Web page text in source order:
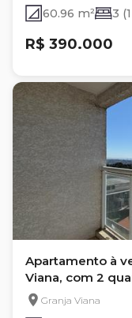
60.96 m² 3
R$ 390.000
Apartamento à
Viana, com 2
da Granja
Granja Viana